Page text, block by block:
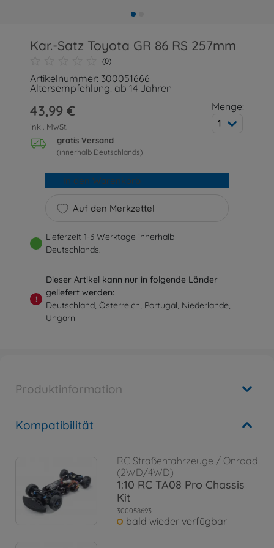
Kar.-Satz Toyota GR 86 RS 257mm
(0)
Artikelnummer: 300051666
Altersempfehlung: ab 14 Jahren
43,99 €
inkl. MwSt.
gratis Versand
(innerhalb Deutschlands)
Menge:
1
Auf den Merkzettel
In den Warenkorb
Lieferzeit 1-3 Werktage innerhalb
Deutschlands.
!
Dieser Artikel kann nur in folgende Länder
geliefert werden:
Deutschland, Österreich, Portugal, Niederlande,
Ungarn
Produktinformation
Kompatibilität
RC Straßenfahrzeuge / Onroad
(2WD/4WD)
1:10 RC TA08 Pro Chassis
Kit
300058693
bald wieder verfügbar